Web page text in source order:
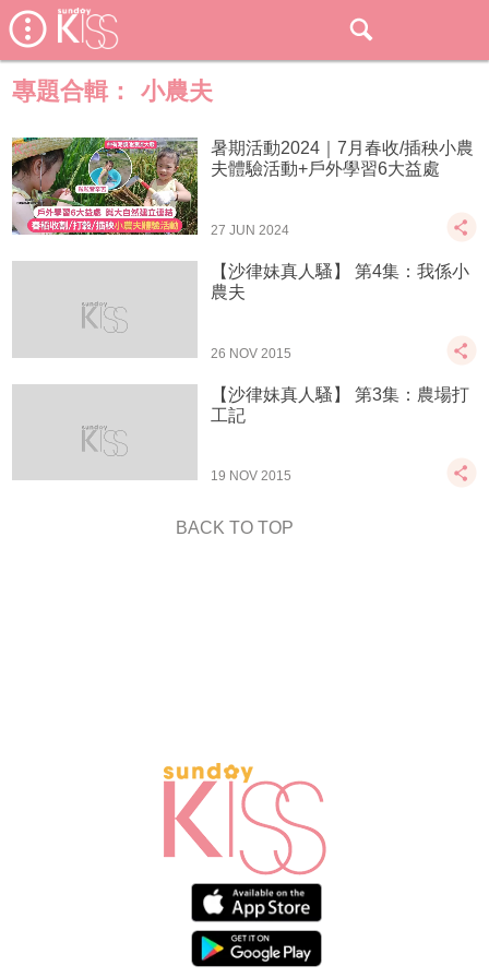
專題合輯： 小農夫
暑期活動2024｜7月春收/插秧小農
夫體驗活動+戶外學習6大益處
27 JUN 2024
【沙律妹真人騷】 第4集：我係小
農夫
26 NOV 2015
【沙律妹真人騷】 第3集：農場打
工記
19 NOV 2015
BACK TO TOP